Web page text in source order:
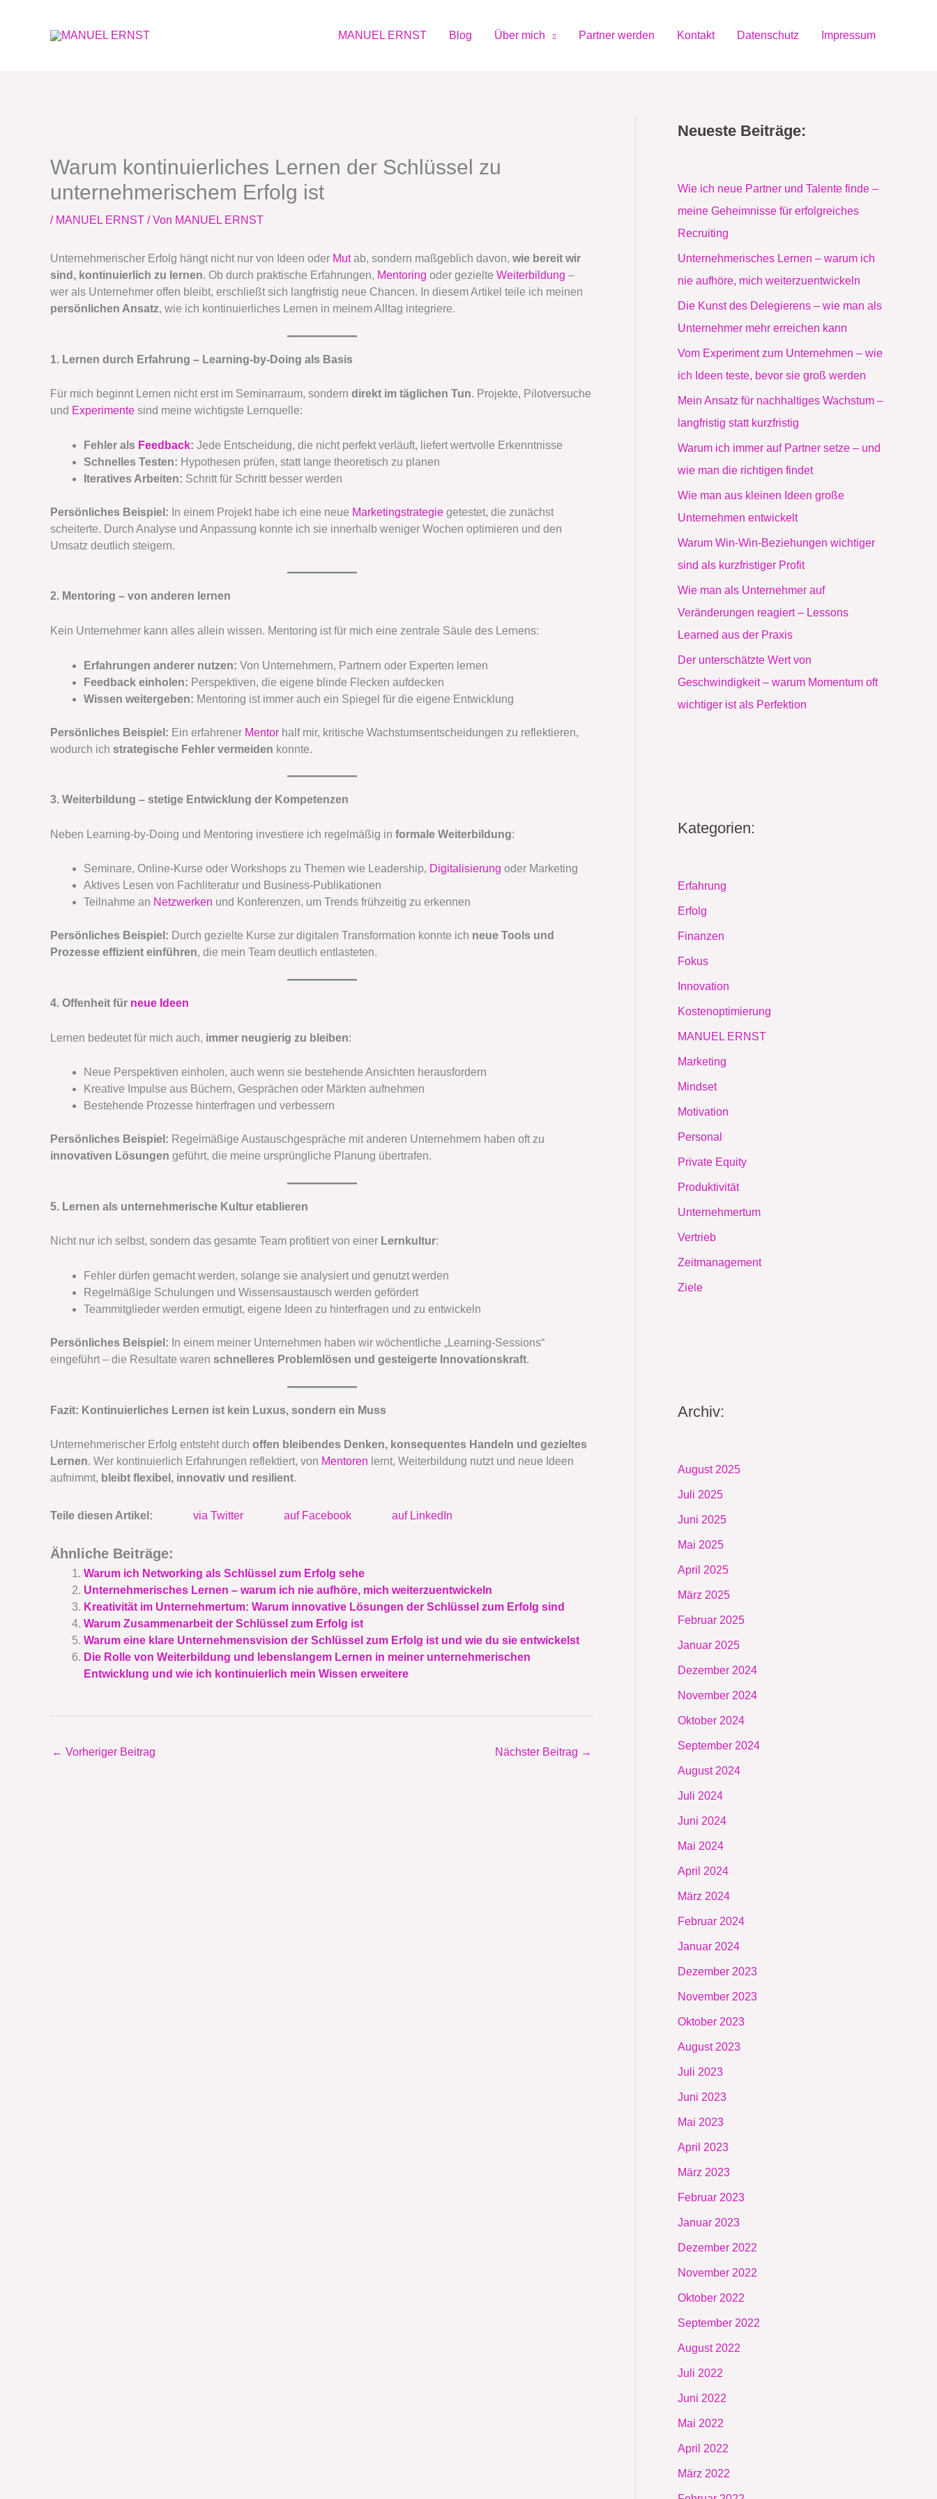
MANUEL ERNST Blog Über mich Partner werden Kontakt Datenschutz Impressum
Warum kontinuierliches Lernen der Schlüssel zu
unternehmerischem Erfolg ist
/ MANUEL ERNST / Von MANUEL ERNST
Unternehmerischer Erfolg hängt nicht nur von Ideen oder Mutab, sondern maßgeblich davon, wie bereit wir
sind, kontinuierlich zu lernen. Ob durch praktische Erfahrungen, Mentoring oder gezielte Weiterbildung –
wer als Unternehmer offen bleibt, erschließt sich langfristig neue Chancen. In diesem Artikel teile ich meinen
persönlichen Ansatz, wie ich kontinuierliches Lernen in meinem Alltag integriere.
1. Lernen durch Erfahrung – Learning-by-Doing als Basis
Für mich beginnt Lernen nicht erst im Seminarraum, sondern direkt im täglichen Tun. Projekte, Pilotversuche
und Experimente sind meine wichtigste Lernquelle:
Fehler als Feedback: Jede Entscheidung, die nicht perfekt verläuft, liefert wertvolle Erkenntnisse
Schnelles Testen: Hypothesen prüfen, statt lange theoretisch zu planen
Iteratives Arbeiten: Schritt für Schritt besser werden
Persönliches Beispiel: In einem Projekt habe ich eine neue Marketingstrategie getestet, die zunächst
scheiterte. Durch Analyse und Anpassung konnte ich sie innerhalb weniger Wochen optimieren und den
Umsatz deutlich steigern.
2. Mentoring – von anderen lernen
Kein Unternehmer kann alles allein wissen. Mentoring ist für mich eine zentrale Säule des Lernens:
Erfahrungen anderer nutzen: Von Unternehmern, Partnern oder Experten lernen
Feedback einholen: Perspektiven, die eigene blinde Flecken aufdecken
Wissen weitergeben: Mentoring ist immer auch ein Spiegel für die eigene Entwicklung
Persönliches Beispiel: Ein erfahrener Mentor half mir, kritische Wachstumsentscheidungen zu reflektieren,
wodurch ich strategische Fehler vermeiden konnte.
3. Weiterbildung – stetige Entwicklung der Kompetenzen
Neben Learning-by-Doing und Mentoring investiere ich regelmäßig in formale Weiterbildung:
Seminare, Online-Kurse oder Workshops zu Themen wie Leadership, Digitalisierung oder Marketing
Aktives Lesen von Fachliteratur und Business-Publikationen
Teilnahme an Netzwerken und Konferenzen, um Trends frühzeitig zu erkennen
Persönliches Beispiel: Durch gezielte Kurse zur digitalen Transformation konnte ich neue Tools und
Prozesse effizient einführen, die mein Team deutlich entlasteten.
4. Offenheit für neue Ideen
Lernen bedeutet für mich auch, immer neugierig zu bleiben:
Neue Perspektiven einholen, auch wenn sie bestehende Ansichten herausfordern
Kreative Impulse aus Büchern, Gesprächen oder Märkten aufnehmen
Bestehende Prozesse hinterfragen und verbessern
Persönliches Beispiel: Regelmäßige Austauschgespräche mit anderen Unternehmern haben oft zu
innovativen Lösungen geführt, die meine ursprüngliche Planung übertrafen.
5. Lernen als unternehmerische Kultur etablieren
Nicht nur ich selbst, sondern das gesamte Team profitiert von einer Lernkultur:
Fehler dürfen gemacht werden, solange sie analysiert und genutzt werden
Regelmäßige Schulungen und Wissensaustausch werden gefördert
Teammitglieder werden ermutigt, eigene Ideen zu hinterfragen und zu entwickeln
Persönliches Beispiel: In einem meiner Unternehmen haben wir wöchentliche „Learning-Sessions“
eingeführt – die Resultate waren schnelleres Problemlösen und gesteigerte Innovationskraft.
Fazit: Kontinuierliches Lernen ist kein Luxus, sondern ein Muss
Unternehmerischer Erfolg entsteht durch offen bleibendes Denken, konsequentes Handeln und gezieltes
Lernen. Wer kontinuierlich Erfahrungen reflektiert, von Mentoren lernt, Weiterbildung nutzt und neue Ideen
aufnimmt, bleibt flexibel, innovativ und resilient.
Teile diesen Artikel: via Twitter auf Facebook auf LinkedIn
Ähnliche Beiträge:
Warum ich Networking als Schlüssel zum Erfolg sehe
Unternehmerisches Lernen – warum ich nie aufhöre, mich weiterzuentwickeln
Kreativität im Unternehmertum: Warum innovative Lösungen der Schlüssel zum Erfolg sind
Warum Zusammenarbeit der Schlüssel zum Erfolg ist
Warum eine klare Unternehmensvision der Schlüssel zum Erfolg ist und wie du sie entwickelst
Die Rolle von Weiterbildung und lebenslangem Lernen in meiner unternehmerischen
Entwicklung und wie ich kontinuierlich mein Wissen erweitere
← Vorheriger Beitrag Nächster Beitrag →
Neueste Beiträge:
Wie ich neue Partner und Talente finde –
meine Geheimnisse für erfolgreiches
Recruiting
Unternehmerisches Lernen – warum ich
nie aufhöre, mich weiterzuentwickeln
Die Kunst des Delegierens – wie man als
Unternehmer mehr erreichen kann
Vom Experiment zum Unternehmen – wie
ich Ideen teste, bevor sie groß werden
Mein Ansatz für nachhaltiges Wachstum –
langfristig statt kurzfristig
Warum ich immer auf Partner setze – und
wie man die richtigen findet
Wie man aus kleinen Ideen große
Unternehmen entwickelt
Warum Win-Win-Beziehungen wichtiger
sind als kurzfristiger Profit
Wie man als Unternehmer auf
Veränderungen reagiert – Lessons
Learned aus der Praxis
Der unterschätzte Wert von
Geschwindigkeit – warum Momentum oft
wichtiger ist als Perfektion
Kategorien:
Erfahrung
Erfolg
Finanzen
Fokus
Innovation
Kostenoptimierung
MANUEL ERNST
Marketing
Mindset
Motivation
Personal
Private Equity
Produktivität
Unternehmertum
Vertrieb
Zeitmanagement
Ziele
Archiv:
August 2025
Juli 2025
Juni 2025
Mai 2025
April 2025
März 2025
Februar 2025
Januar 2025
Dezember 2024
November 2024
Oktober 2024
September 2024
August 2024
Juli 2024
Juni 2024
Mai 2024
April 2024
März 2024
Februar 2024
Januar 2024
Dezember 2023
November 2023
Oktober 2023
August 2023
Juli 2023
Juni 2023
Mai 2023
April 2023
März 2023
Februar 2023
Januar 2023
Dezember 2022
November 2022
Oktober 2022
September 2022
August 2022
Juli 2022
Juni 2022
Mai 2022
April 2022
März 2022